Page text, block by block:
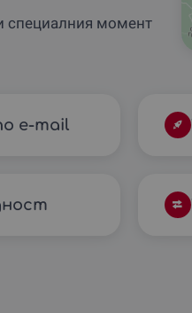
специалния момент
e-mail